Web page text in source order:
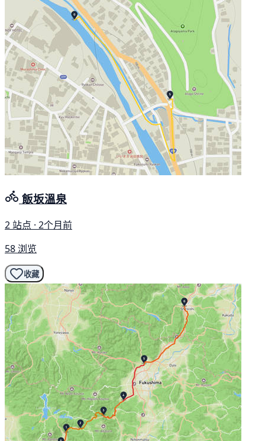
飯坂溫泉
2 站点 · 2个月前
58 浏览
收藏